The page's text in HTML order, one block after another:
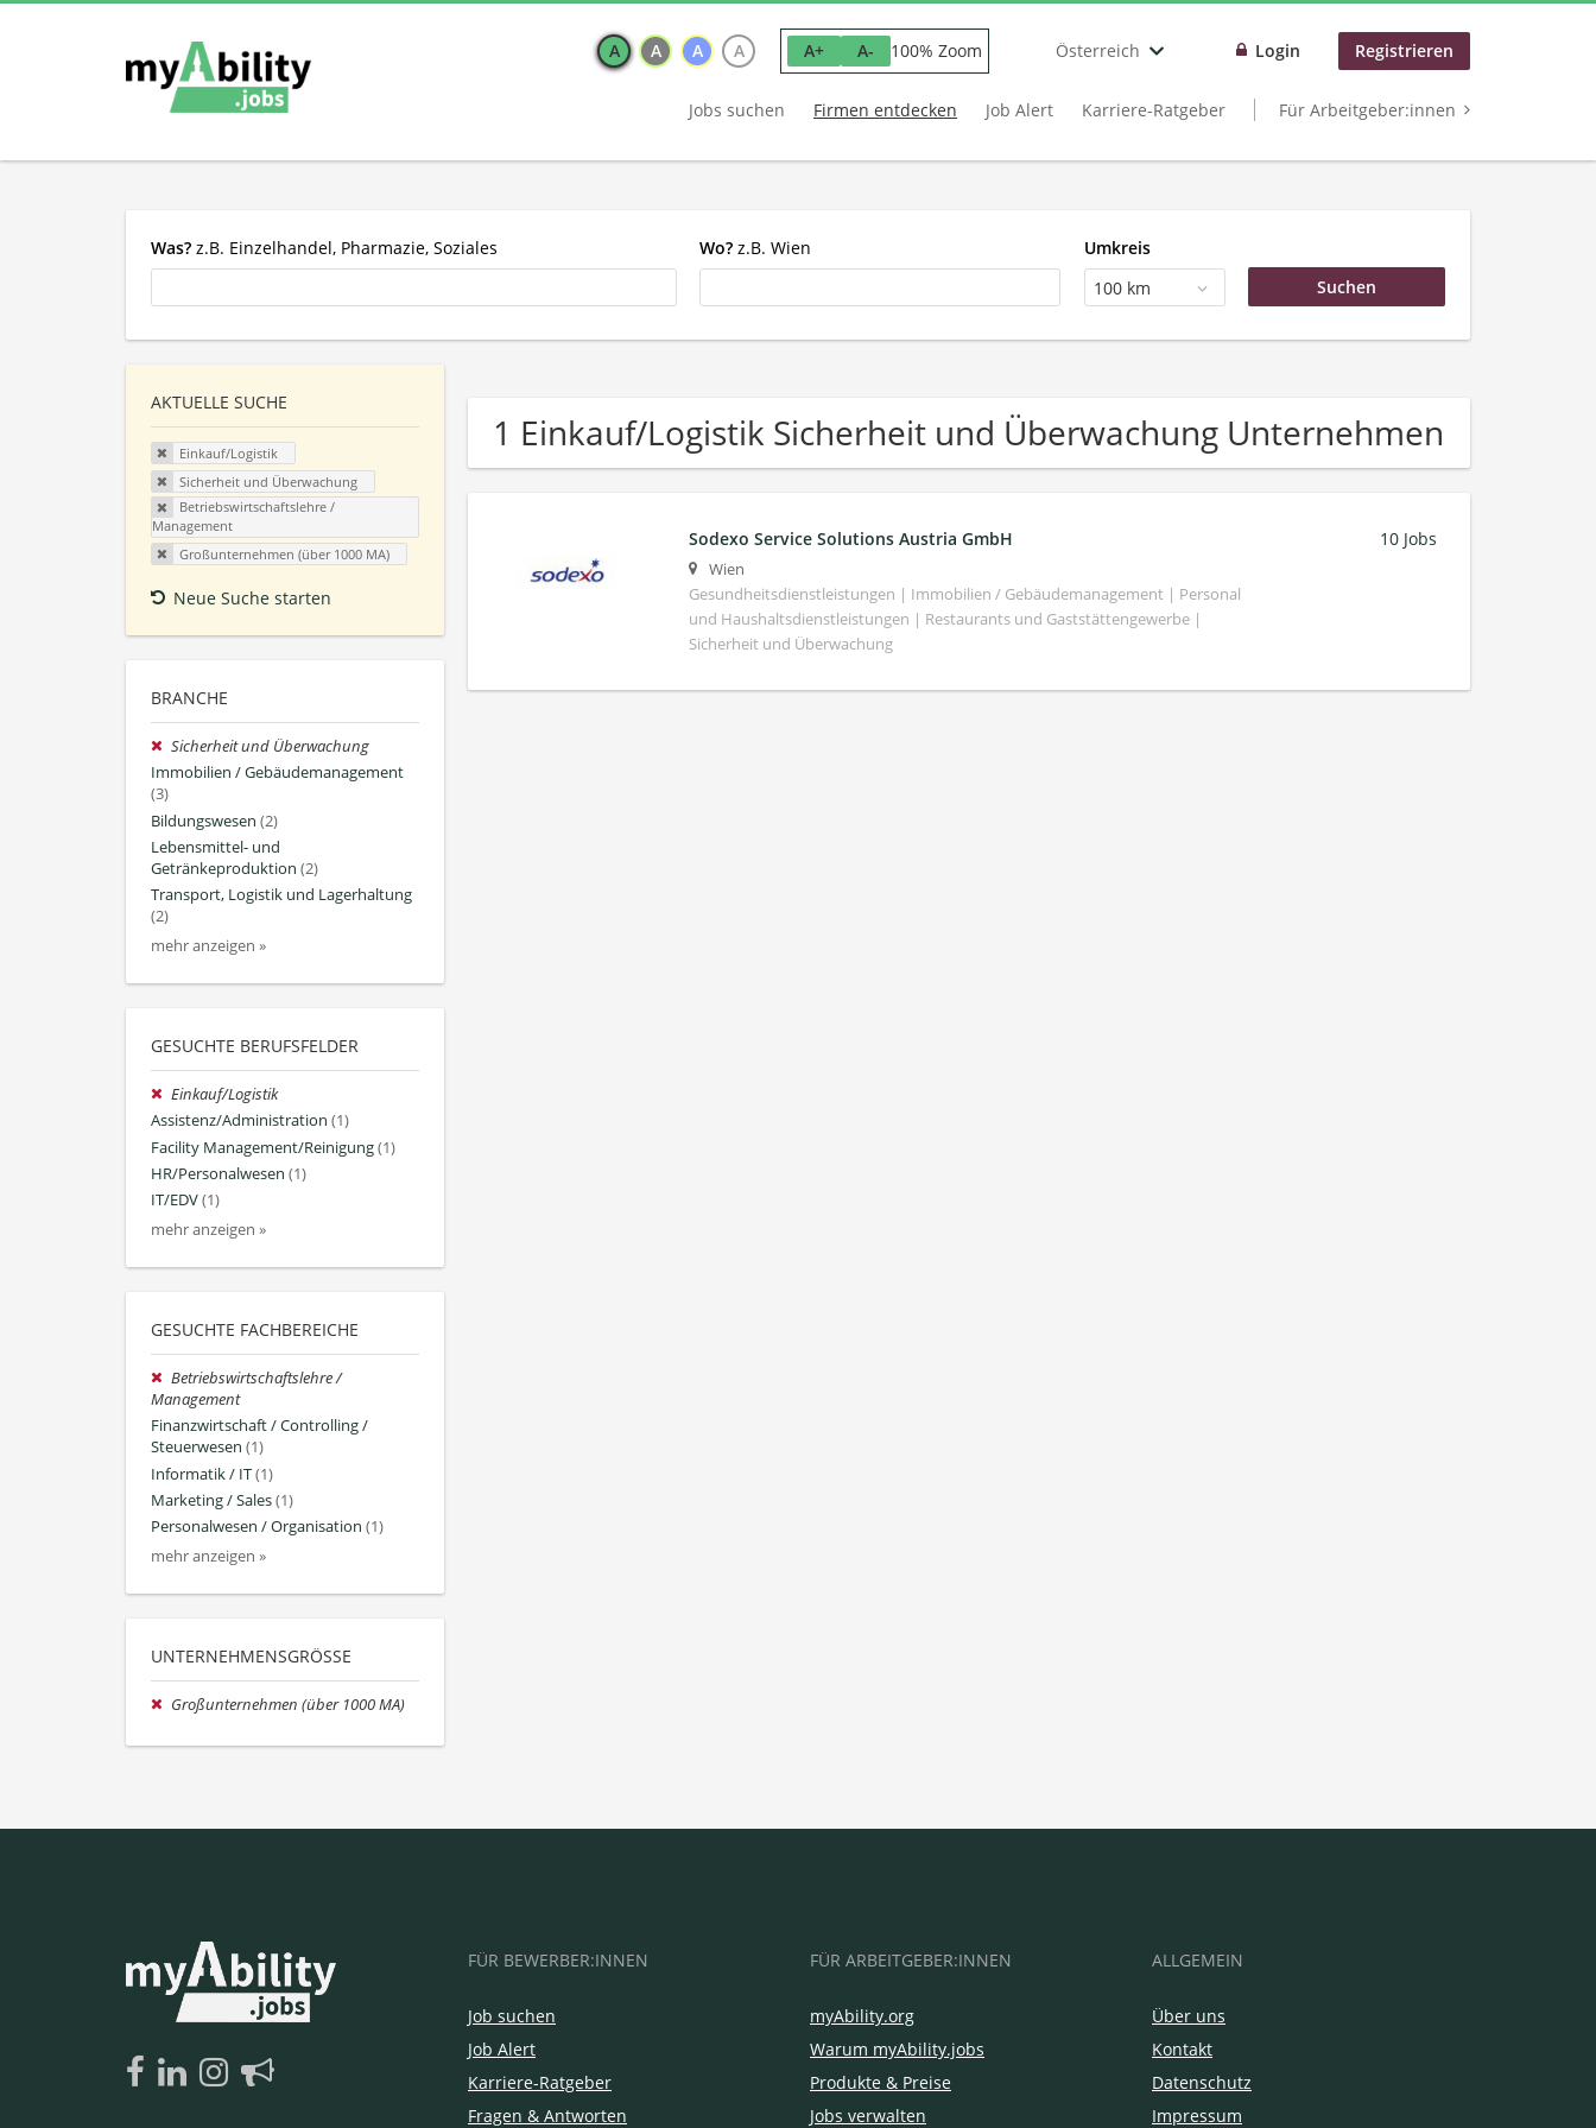
A A A A A+ A- 100% Zoom Österreich Login Registrieren
Jobs suchen Firmen entdecken Job Alert Karriere-Ratgeber Für Arbeitgeber:innen
Was? z.B. Einzelhandel, Pharmazie, Soziales Wo? z.B. Wien
Umkreis
100 km
AKTUELLE SUCHE
Einkauf/Logistik
Sicherheit und Überwachung
Betriebswirtschaftslehre /
Management
Großunternehmen (über 1000 MA)
Neue Suche starten
BRANCHE
Sicherheit und Überwachung
Immobilien / Gebäudemanagement
(3)
Bildungswesen (2)
Lebensmittel- und
Getränkeproduktion (2)
Transport, Logistik und Lagerhaltung
(2)
mehr anzeigen »
GESUCHTE BERUFSFELDER
Einkauf/Logistik
Assistenz/Administration (1)
Facility Management/Reinigung(1)
HR/Personalwesen (1)
IT/EDV(1)
mehr anzeigen »
GESUCHTE FACHBEREICHE
Betriebswirtschaftslehre /
Management
Finanzwirtschaft / Controlling /
Steuerwesen (1)
Informatik / IT(1)
Marketing / Sales(1)
Personalwesen / Organisation (1)
mehr anzeigen »
UNTERNEHMENSGRÖSSE
Großunternehmen (über 1000 MA)
1 Einkauf/Logistik Sicherheit und Überwachung Unternehmen
Sodexo Service Solutions Austria GmbH
Wien
Gesundheitsdienstleistungen | Immobilien / Gebäudemanagement | Personal
und Haushaltsdienstleistungen | Restaurants und Gaststättengewerbe |
Sicherheit und Überwachung
10 Jobs
FÜR BEWERBER:INNEN
Job suchen
Job Alert
Karriere-Ratgeber
Fragen & Antworten
FÜR ARBEITGEBER:INNEN
myAbility.org
Warum myAbility.jobs
Produkte & Preise
Jobs verwalten
ALLGEMEIN
Über uns
Kontakt
Datenschutz
Impressum